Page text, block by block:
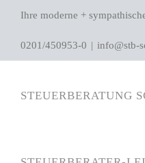
Zum
springen
Ihre moderne +
0201/450953-0 | info@stb-
STEUERBERATUNG